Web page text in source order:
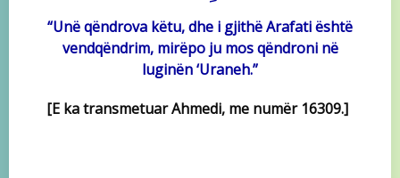
“Unë qëndrova këtu, dhe i gjithë Arafati është
vendqëndrim, mirëpo ju mos qëndroni në
luginën ‘Uraneh.”
[E ka transmetuar Ahmedi, me numër 16309.]